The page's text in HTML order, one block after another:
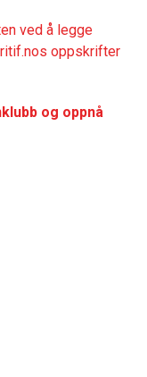
ved å legge
oppskrifter
og oppnå